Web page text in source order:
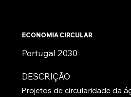
ECONOMIA CIRCULAR
Portugal 2030
DESCRIÇÃO
Projetos de circularidade da